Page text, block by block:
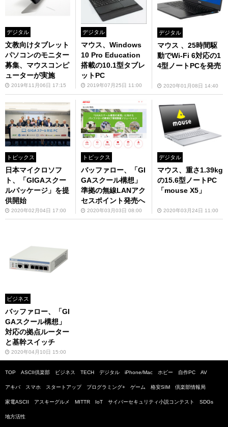
デジタル
文教向けタブレット
パソコンのモニター
募集、マウスコンピ
ューターが実施
2019年11月06日 17:15
デジタル
マウス、Windows
10 Pro Education
搭載の10.1型タブレ
ットPC
2019年07月25日 11:00
デジタル
マウス 、25時間駆
動でWi-Fi 6対応の1
4型ノートPCを発売
2020年01月08日 14:40
トピックス
日本マイクロソフ
ト、「GIGAスクー
ルパッケージ」を提
供開始
2020年02月04日 17:00
トピックス
バッファロー、「GI
GAスクール構想」
準拠の無線LANアク
セスポイント発売へ
2020年03月03日 08:00
デジタル
マウス、重さ1.39kg
の15.6型ノートPC
「mouse X5」
2020年03月24日 11:00
ビジネス
バッファロー、「GI
GAスクール構想」
対応の拠点ルーター
と基幹スイッチ
2020年04月10日 15:00
TOP ASCII倶楽部 ビジネス TECH デジタル iPhone/Mac ホビー 自作PC AV
アキバ スマホ スタートアップ プログラミング+ ゲーム 格安SIM 倶楽部情報局
家電ASCII アスキーグルメ MITTR IoT サイバーセキュリティ小説コンテスト SDGs
地方活性